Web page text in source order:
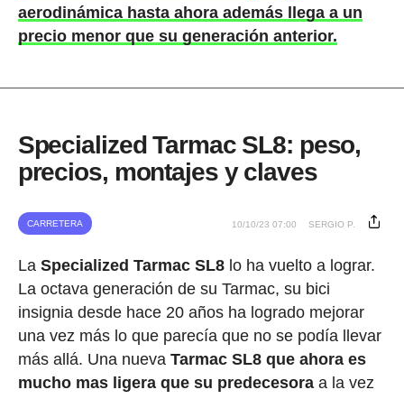
aerodinámica hasta ahora además llega a un
precio menor que su generación anterior.
Specialized Tarmac SL8: peso,
precios, montajes y claves
CARRETERA 10/10/23 07:00 SERGIO P.
La Specialized Tarmac SL8lo ha vuelto a lograr.
La octava generación de su Tarmac, su bici
insignia desde hace 20 años ha logrado mejorar
una vez más lo que parecía que no se podía llevar
más allá. Una nueva Tarmac SL8 que ahora es
mucho mas ligera que su predecesoraa la vez